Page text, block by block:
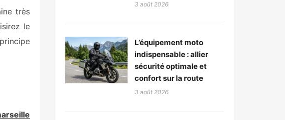
très
le
3 août 2026
L’équipement moto
indispensable : allier
sécurité optimale et
confort sur la route
3 août 2026